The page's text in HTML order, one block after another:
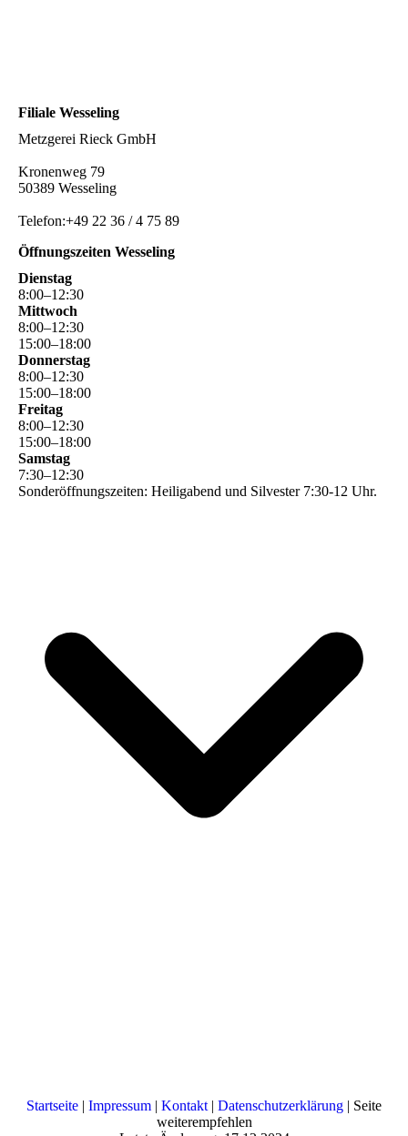
Filiale Wesseling
Metzgerei Rieck GmbH
Kronenweg 79
50389 Wesseling
Telefon:+49 22 36 / 4 75 89
Öffnungszeiten Wesseling
Dienstag
8:00–12:30
Mittwoch
8:00–12:30
15:00–18:00
Donnerstag
8:00–12:30
15:00–18:00
Freitag
8:00–12:30
15:00–18:00
Samstag
7:30–12:30
Sonderöffnungszeiten: Heiligabend und Silvester 7:30-12 Uhr.
Startseite | Impressum | Kontakt | Datenschutzerklärung | Seite
weiterempfehlen